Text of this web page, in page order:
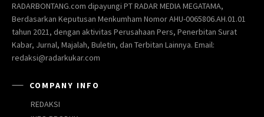
RADARBONTANG.com dipayungi PT RADAR MEDIA MEGATAMA,
Berdasarkan Keputusan Menkumham Nomor AHU-0065806.AH.01.01
tahun 2021, dengan aktivitas Perusahaan Pers, Penerbitan Surat
Kabar, Jurnal, Majalah, Buletin, dan Terbitan Lainnya. Email:
redaksi@radarkukar.com
COMPANY INFO
REDAKSI